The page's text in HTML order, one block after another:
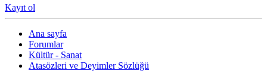
Kayıt ol
Ana sayfa
Forumlar
Kültür - Sanat
Atasözleri ve Deyimler Sözlüğü